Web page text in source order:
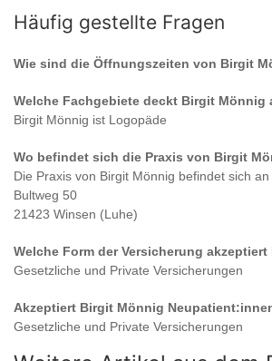
Häufig gestellte Fragen
Wie sind die Öffnungszeiten von Birgit
Welche Fachgebiete deckt Birgit Mönnig
Birgit Mönnig ist Logopäde
Wo befindet sich die Praxis von Birgit
Die Praxis von Birgit Mönnig befindet sich
Bultweg 50
21423 Winsen (Luhe)
Welche Form der Versicherung akzeptiert
Gesetzliche und Private Versicherungen
Akzeptiert Birgit Mönnig
Gesetzliche und Private Versicherungen